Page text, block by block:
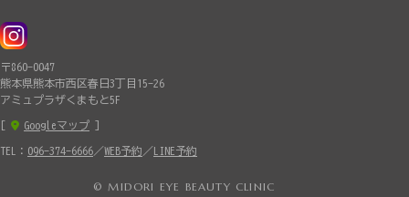
〒860-0047
熊本県熊本市西区春日3丁目15-26
アミュプラザくまもと5F
[ Googleマップ ]
TEL： 096-374-6666 ／WEB予約 ／LINE予約
© MIDORI EYE BEAUTY CLINIC